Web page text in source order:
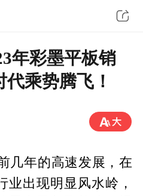
年彩墨平板销
乘势腾飞！
几年的高速发展，在
业出现明显风水岭，